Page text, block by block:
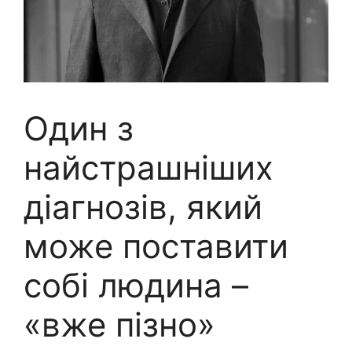
Один з
найстрашніших
діагнозів, який
може поставити
собі людина –
«вже пізно»